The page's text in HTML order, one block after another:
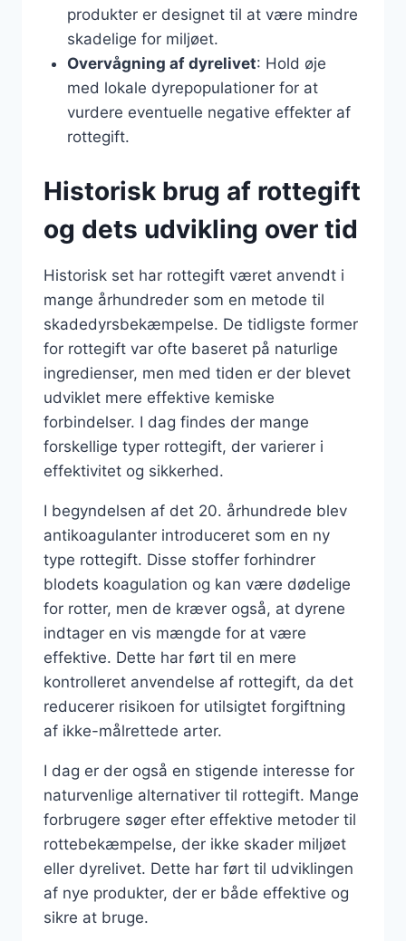
produkter er designet til at være mindre
skadelige for miljøet.
Overvågning af dyrelivet: Hold øje
med lokale dyrepopulationer for at
vurdere eventuelle negative effekter af
rottegift.
Historisk brug af rottegift
og dets udvikling over tid
Historisk set har rottegift været anvendt i
mange århundreder som en metode til
skadedyrsbekæmpelse. De tidligste former
for rottegift var ofte baseret på naturlige
ingredienser, men med tiden er der blevet
udviklet mere effektive kemiske
forbindelser. I dag findes der mange
forskellige typer rottegift, der varierer i
effektivitet og sikkerhed.
I begyndelsen af det 20. århundrede blev
antikoagulanter introduceret som en ny
type rottegift. Disse stoffer forhindrer
blodets koagulation og kan være dødelige
for rotter, men de kræver også, at dyrene
indtager en vis mængde for at være
effektive. Dette har ført til en mere
kontrolleret anvendelse af rottegift, da det
reducerer risikoen for utilsigtet forgiftning
af ikke-målrettede arter.
I dag er der også en stigende interesse for
naturvenlige alternativer til rottegift. Mange
forbrugere søger efter effektive metoder til
rottebekæmpelse, der ikke skader miljøet
eller dyrelivet. Dette har ført til udviklingen
af nye produkter, der er både effektive og
sikre at bruge.